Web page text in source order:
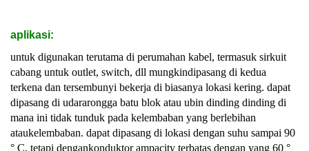
aplikasi:
untuk digunakan terutama di perumahan kabel, termasuk sirkuit
cabang untuk outlet, switch, dll mungkindipasang di kedua
terkena dan tersembunyi bekerja di biasanya lokasi kering. dapat
dipasang di udararongga batu blok atau ubin dinding dinding di
mana ini tidak tunduk pada kelembaban yang berlebihan
ataukelembaban. dapat dipasang di lokasi dengan suhu sampai 90
° C, tetapi dengankonduktor ampacity terbatas dengan yang 60 °